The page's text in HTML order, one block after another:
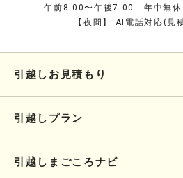
午前8:00〜午後7:00 年中無休
【夜間】 AI電話対応(見
引越しお見積もり
引越しプラン
引越しまごころナビ